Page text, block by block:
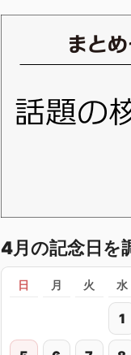
4月の記念日を
日 月 火 水
1